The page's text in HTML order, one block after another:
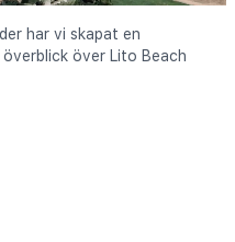
har vi skapat en
överblick över Lito Beach